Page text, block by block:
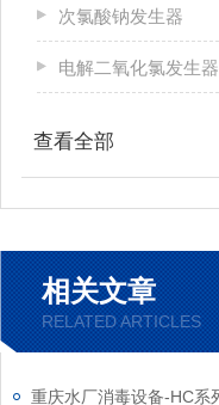
次氯酸钠发生器
电解二氧化氯发生器
查看全部
相关文章
RELATED ARTICLES